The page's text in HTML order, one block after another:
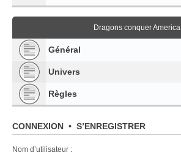
Dragons conquer America
Général
Univers
Règles
CONNEXION • S’ENREGISTRER
Nom d’utilisateur :